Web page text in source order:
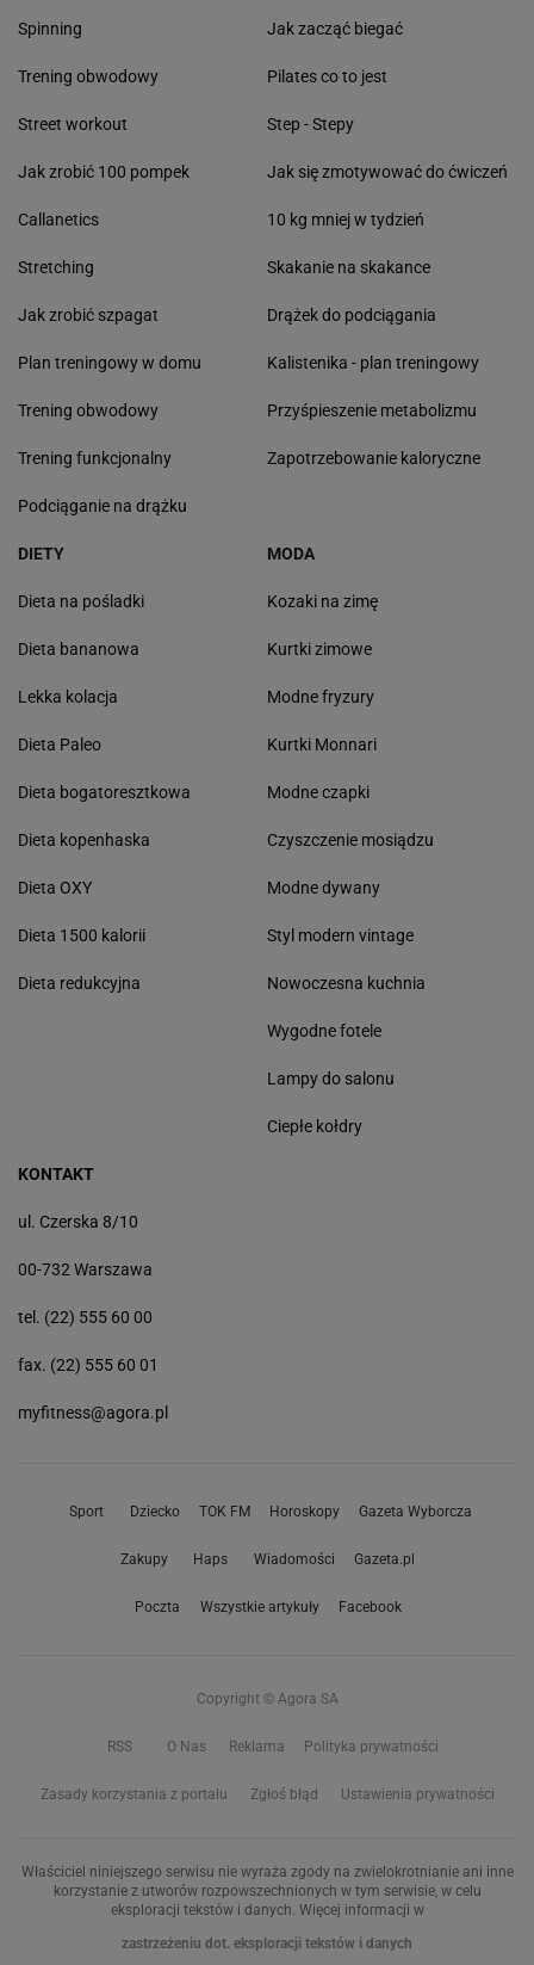
Spinning
Trening obwodowy
Street workout
Jak zrobić 100 pompek
Callanetics
Stretching
Jak zrobić szpagat
Plan treningowy w domu
Trening obwodowy
Trening funkcjonalny
Podciąganie na drążku
Jak zacząć biegać
Pilates co to jest
Step - Stepy
Jak się zmotywować do ćwiczeń
10 kg mniej w tydzień
Skakanie na skakance
Drążek do podciągania
Kalistenika - plan treningowy
Przyśpieszenie metabolizmu
Zapotrzebowanie kaloryczne
DIETY
Dieta na pośladki
Dieta bananowa
Lekka kolacja
Dieta Paleo
Dieta bogatoresztkowa
Dieta kopenhaska
Dieta OXY
Dieta 1500 kalorii
Dieta redukcyjna
MODA
Kozaki na zimę
Kurtki zimowe
Modne fryzury
Kurtki Monnari
Modne czapki
Czyszczenie mosiądzu
Modne dywany
Styl modern vintage
Nowoczesna kuchnia
Wygodne fotele
Lampy do salonu
Ciepłe kołdry
KONTAKT
ul. Czerska 8/10
00-732 Warszawa
tel. (22) 555 60 00
fax. (22) 555 60 01
myfitness@agora.pl
Sport Dziecko TOK FM Horoskopy Gazeta Wyborcza
Zakupy Haps Wiadomości Gazeta.pl
Poczta Wszystkie artykuły Facebook
Copyright © Agora SA
RSS O Nas Reklama Polityka prywatności
Zasady korzystania z portalu Zgłoś błąd Ustawienia prywatności
Właściciel niniejszego serwisu nie wyraża zgody na zwielokrotnianie ani inne
korzystanie z utworów rozpowszechnionych w tym serwisie, w celu
eksploracji tekstów i danych. Więcej informacji w
zastrzeżeniu dot. eksploracji tekstów i danych